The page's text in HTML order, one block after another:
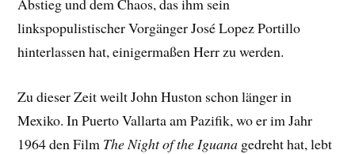
Abstieg und dem Chaos, das ihm sein
linkspopulistischer Vorgänger José Lopez Portillo
hinterlassen hat, einigermaßen Herr zu werden.
Zu dieser Zeit weilt John Huston schon länger in
Mexiko. In Puerto Vallarta am Pazifik, wo er im Jahr
1964 den Film The Night of the Iguana gedreht hat, lebt